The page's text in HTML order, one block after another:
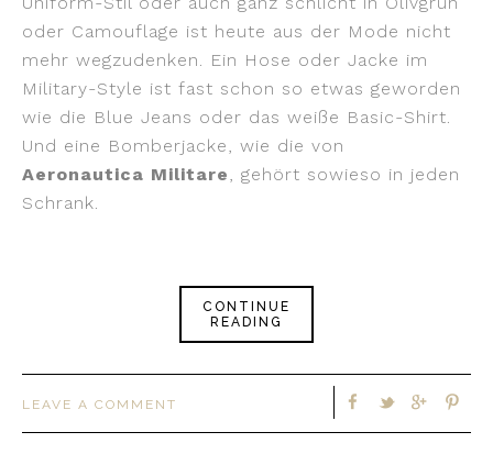
oder Camouflage ist heute aus der Mode nicht
mehr wegzudenken. Ein Hose oder Jacke im
Military-Style ist fast schon so etwas geworden
wie die Blue Jeans oder das weiße Basic-Shirt.
Und eine Bomberjacke, wie die von
Aeronautica Militare
, gehört sowieso in jeden
Schrank.
CONTINUE
READING
LEAVE A COMMENT